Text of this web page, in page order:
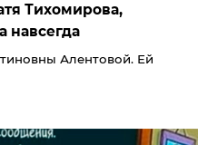
Тихомирова,
навсегда
Алентовой. Ей